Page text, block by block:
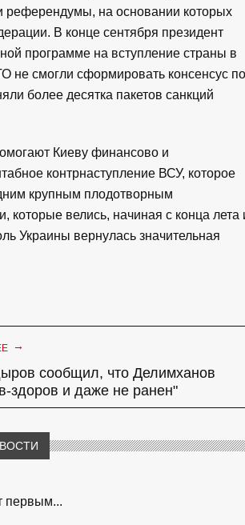
референдумы, на основании которых
В конце сентября президент
программе на вступление страны в
не смогли сформировать консенсус по
более десятка пакетов санкций
Киеву финансово и
контрнаступление ВСУ, которое
крупным плодотворным
которые велись, начиная с конца лета
Украины вернулась значительная
→
сообщил, что Делимханов
здоров и даже не ранен"
первым...